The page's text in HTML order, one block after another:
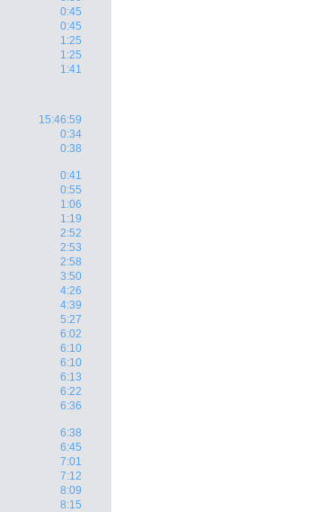
0:45
0:45
1:25
1:25
1:41
15:46:59
0:34
0:38
0:41
0:55
1:06
1:19
2:52
2:53
2:58
3:50
4:26
4:39
5:27
6:02
6:10
6:10
6:13
6:22
6:36
6:38
6:45
7:01
7:12
8:09
8:15